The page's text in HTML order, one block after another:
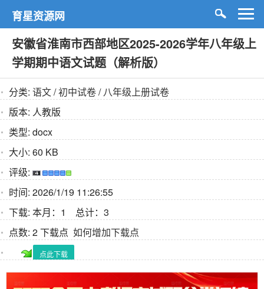
育星资源网
安徽省淮南市西部地区2025-2026学年八年级上
学期期中语文试题（解析版）
分类: 语文/初中试卷/八年级上册试卷
版本: 人教版
类型: docx
大小: 60 KB
评级:
时间: 2026/1/19 11:26:55
下载: 本月：1 总计：3
点数: 2 下载点 如何增加下载点
点此下载